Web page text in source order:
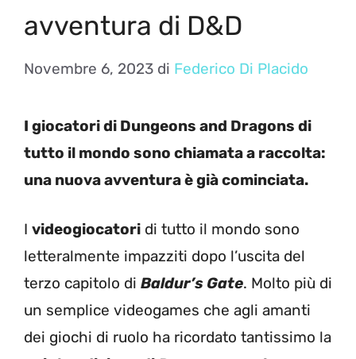
avventura di D&D
Novembre 6, 2023 di Federico Di Placido
I giocatori di Dungeons and Dragons di
tutto il mondo sono chiamata a raccolta:
una nuova avventura è già cominciata.
I videogiocatori di tutto il mondo sono
letteralmente impazziti dopo l’uscita del
terzo capitolo di Baldur’s Gate. Molto più di
un semplice videogames che agli amanti
dei giochi di ruolo ha ricordato tantissimo la